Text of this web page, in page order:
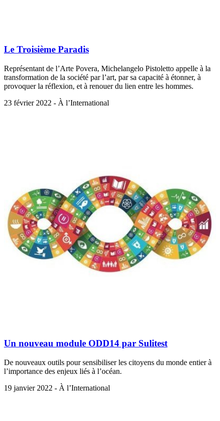
Le Troisième Paradis
Représentant de l’Arte Povera, Michelangelo Pistoletto appelle à la
transformation de la société par l’art, par sa capacité à étonner, à
provoquer la réflexion, et à renouer du lien entre les hommes.
23 février 2022 - À l’International
Un nouveau module ODD14 par Sulitest
De nouveaux outils pour sensibiliser les citoyens du monde entier à
l’importance des enjeux liés à l’océan.
19 janvier 2022 - À l’International